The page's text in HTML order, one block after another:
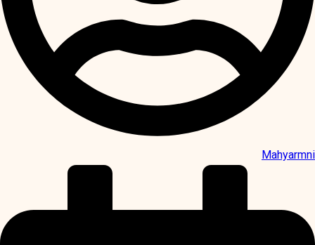
Mahyarmni